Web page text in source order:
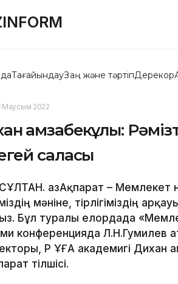
ТағайындауЗаң және тәртіпДерекқор
Маусым 2022
Қамзабекұлы:
саласы
ҚазАқпарат – Мемлекет
мәніне, тірлігіміздің
Бұл туралы елордада
конференцияда Л.Н.Гумилев
ҚР ҰҒА академигі Дихан
тілшісі.